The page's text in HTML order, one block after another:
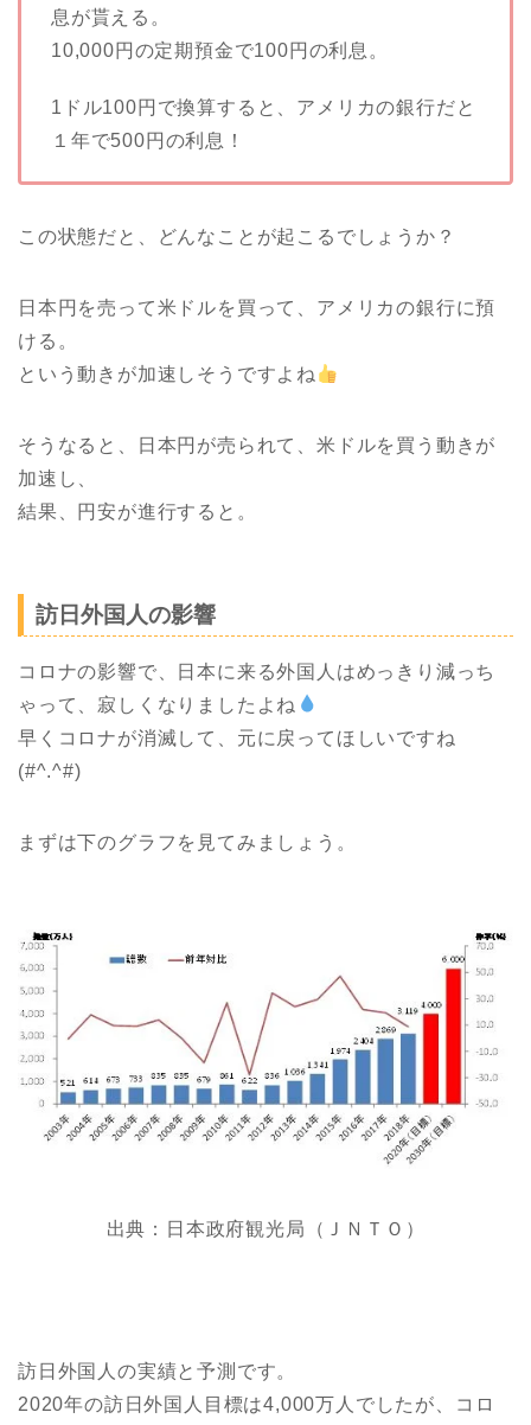
息が貰える。
10,000円の定期預金で100円の利息。
1ドル100円で換算すると、アメリカの銀行だと
１年で500円の利息！
この状態だと、どんなことが起こるでしょうか？
日本円を売って米ドルを買って、アメリカの銀行に預
ける。
という動きが加速しそうですよね
そうなると、日本円が売られて、米ドルを買う動きが
加速し、
結果、円安が進行すると。
訪日外国人の影響
コロナの影響で、日本に来る外国人はめっきり減っち
ゃって、寂しくなりましたよね
早くコロナが消滅して、元に戻ってほしいですね
(#^.^#)
まずは下のグラフを見てみましょう。
出典：日本政府観光局（ＪＮＴＯ）
訪日外国人の実績と予測です。
2020年の訪日外国人目標は4,000万人でしたが、コロ